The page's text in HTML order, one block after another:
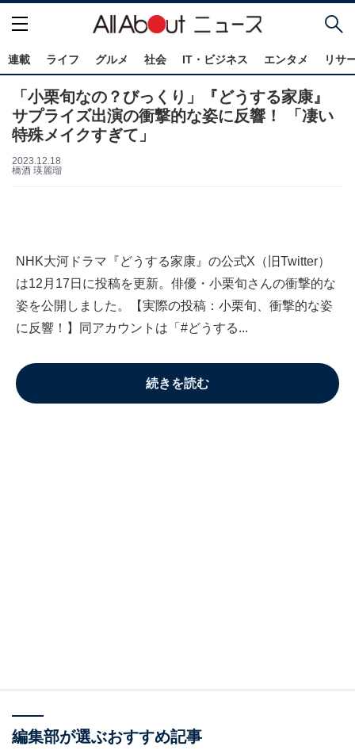
連載 ライフ グルメ 社会 IT・ビジネス エンタメ リサ
「小栗旬なの？びっくり」『どうする家康』
サプライズ出演の衝撃的な姿に反響！ 「凄い
特殊メイクすぎて」
2023.12.18
橋酒 瑛麗瑠
NHK大河ドラマ『どうする家康』の公式X（旧Twitter）
は12月17日に投稿を更新。俳優・小栗旬さんの衝撃的な
姿を公開しました。【実際の投稿：小栗旬、衝撃的な姿
に反響！】同アカウントは「#どうする...
続きを読む
編集部が選ぶおすすめ記事